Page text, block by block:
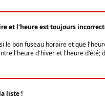
et l'heure est toujours
le bon fuseau horaire et que
l'heure d'hiver et l'heure
liste !